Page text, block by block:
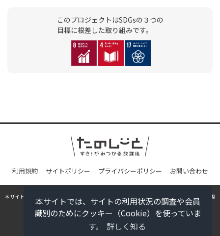
本サイトでは、サイトの利用状況の調査や会員
識別のためにクッキー（Cookie）を使っていま
す。
詳しく知る
このプロジェクトはSDGsの３つの
目標に根差した取り組みです。
利用規約 サイトポリシー プライバシーポリシー お問い合わせ
本サイトに掲載の記事・写真の無断転載を禁じます。すべての内容は日本の著作権法並びに国際
条約により保護されています。
© Gakken